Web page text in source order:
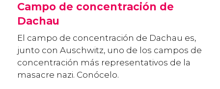
Campo de concentración de
Dachau
El campo de concentración de Dachau es,
junto con Auschwitz, uno de los campos de
concentración más representativos de la
masacre nazi. Conócelo.